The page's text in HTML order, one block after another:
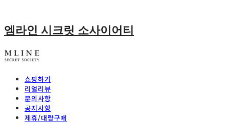
엠라인 시크릿 소사이어티
쇼핑하기
리얼리뷰
문의사항
공지사항
제휴/대량구매